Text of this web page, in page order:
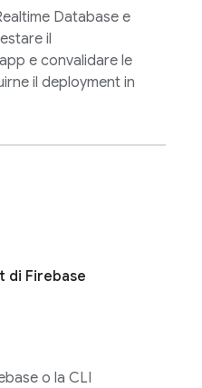
Databasee
il
e convalidare le
il deployment in
di Firebase
o la CLI